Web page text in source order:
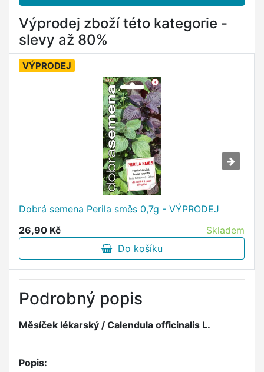
Výprodej zboží této kategorie -
slevy až 80%
VÝPRODEJ
Dobrá semena Perila směs 0,7g - VÝPRODEJ
26,90 Kč
Skladem
Do košíku
Podrobný popis
Měsíček lékarský / Calendula officinalis L.
Popis: